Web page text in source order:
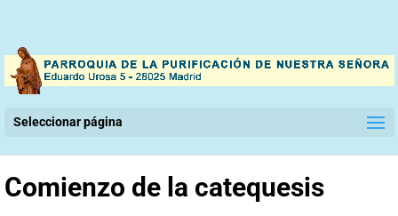
Seleccionar página
Comienzo de la catequesis